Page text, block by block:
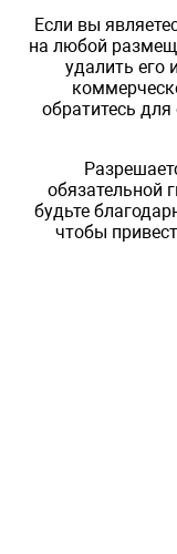
Если вы
на любой
удалить его
обратитесь
обязательной
будьте
чтобы